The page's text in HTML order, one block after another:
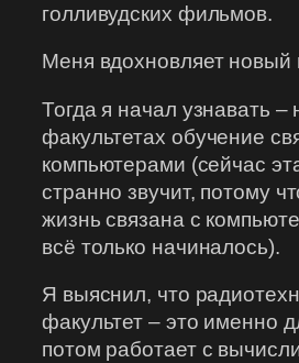
голливудских фильмов.
Меня вдохновляет новый
Тогда я начал узнавать –
факультетах обучение
компьютерами (сейчас
странно звучит, потому
жизнь связана с
всё только начиналось).
Я выяснил, что
факультет – это именно
потом работает с